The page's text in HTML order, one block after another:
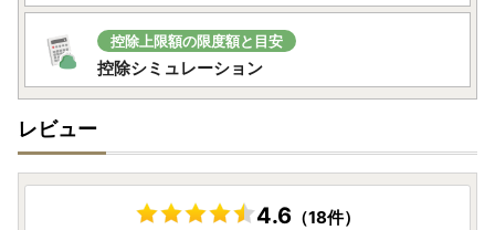
【海外転送サービスをご利用頂くことはできません】
寄附金控除先ご住所及びお荷物のお届け先について、個人情
報保護の観点から、海外転送サービスをご利用頂くことはで
この場合、
ございます。
キャンセル処理をした場合にはその旨メールにてご連絡いた
控除上限額の限度額と目安
控除シミュレーション
レビュー
4.6（18件）